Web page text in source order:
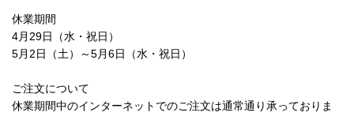
休業期間
4月29日（水・祝日）
5月2日（土）～5月6日（水・祝日）
ご注文について
休業期間中のインターネットでのご注文は通常通り承っておりま